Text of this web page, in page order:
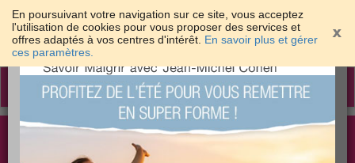
En poursuivant votre navigation sur ce site, vous acceptez
l'utilisation de cookies pour vous proposer des services et
offres adaptés à vos centres d'intérêt. En savoir plus et gérer
ces paramètres.
Toggle
Les meilleures solutions pour maigrir et être bien
dans sa peau
×